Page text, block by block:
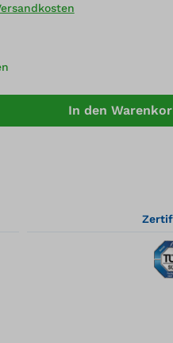
Gib den
In den